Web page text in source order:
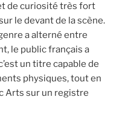
de curiosité très fort
le devant de la scène.
a alterné entre
le public français a
un titre capable de
physiques, tout en
Arts sur un registre